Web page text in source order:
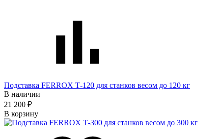
Подставка FERROX Т-120 для станков весом до 120 кг
В наличии
21 200 ₽
В корзину